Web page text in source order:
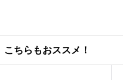
こちらもおススメ！